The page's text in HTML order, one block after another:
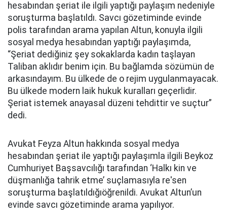
hesabından şeriat ile ilgili yaptığı paylaşım nedeniyle
soruşturma başlatıldı. Savcı gözetiminde evinde
polis tarafından arama yapılan Altun, konuyla ilgili
sosyal medya hesabından yaptığı paylaşımda,
“Şeriat dediğiniz şey sokaklarda kadın taşlayan
Taliban aklıdır benim için. Bu bağlamda sözümün de
arkasındayım. Bu ülkede de o rejim uygulanmayacak.
Bu ülkede modern laik hukuk kuralları geçerlidir.
Şeriat istemek anayasal düzeni tehdittir ve suçtur”
dedi.
Avukat Feyza Altun hakkında sosyal medya
hesabından şeriat ile yaptığı paylaşımla ilgili Beykoz
Cumhuriyet Başsavcılığı tarafından ‘Halkı kin ve
düşmanlığa tahrik etme’ suçlamasıyla re'sen
soruşturma başlatıldığıöğrenildi. Avukat Altun’un
evinde savcı gözetiminde arama yapılıyor.